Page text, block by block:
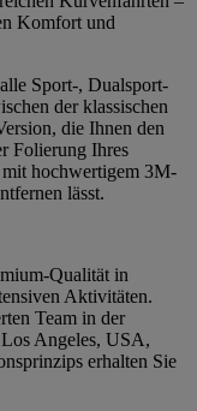
Komfort und
Sport-, Dualsport-
der klassischen
die Ihnen den
Folierung Ihres
hochwertigem 3M-
lässt.
Qualität in
Aktivitäten.
Team in der
Angeles, USA,
erhalten Sie